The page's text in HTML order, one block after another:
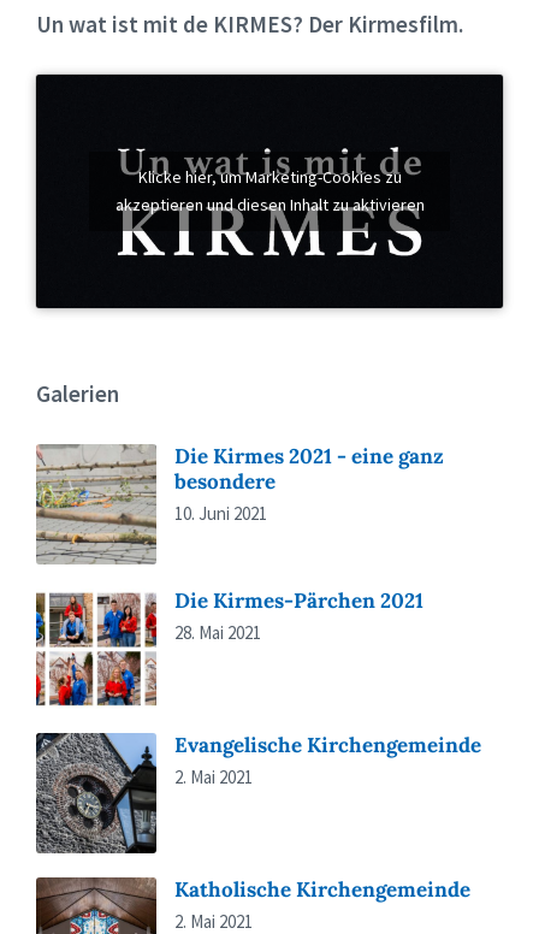
Un wat ist mit de KIRMES? Der Kirmesfilm.
Klicke hier, um Marketing-Cookies zu
akzeptieren und diesen Inhalt zu aktivieren
Galerien
Die Kirmes 2021 - eine ganz
besondere
10. Juni 2021
Die Kirmes-Pärchen 2021
28. Mai 2021
Evangelische Kirchengemeinde
2. Mai 2021
Katholische Kirchengemeinde
2. Mai 2021